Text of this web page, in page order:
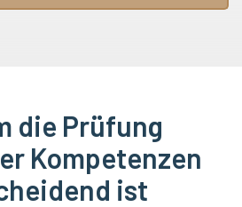
die Prüfung
Kompetenzen
ist